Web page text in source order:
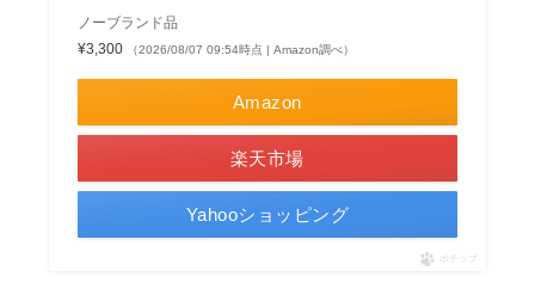
ノーブランド品
¥3,300
（2026/08/07 09:54時点 | Amazon調べ）
Amazon
楽天市場
Yahooショッピング
ポチップ